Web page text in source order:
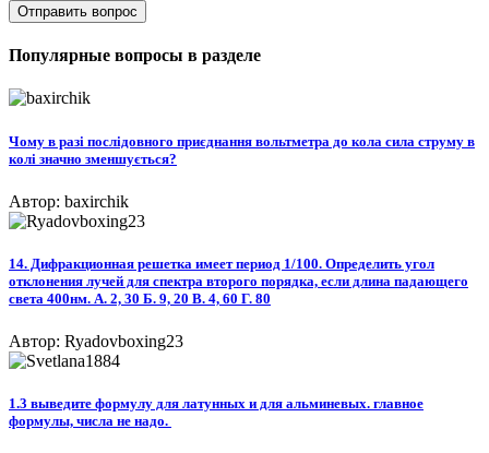
Отправить вопрос
Популярные вопросы в разделе
Чому в разі послідовного приєднання вольтметра до кола сила струму в
колі значно зменшується?
Автор: baxirchik
14. Дифракционная решетка имеет период 1/100. Определить угол
отклонения лучей для спектра второго порядка, если длина падающего
света 400нм. А. 2, 30 Б. 9, 20 В. 4, 60 Г. 80
Автор: Ryadovboxing23
1.3 выведите формулу для латунных и для альминевых. главное
формулы, числа не надо. ​